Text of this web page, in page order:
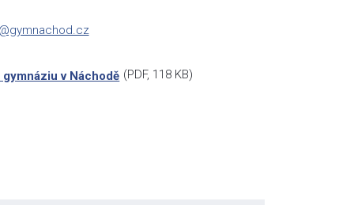
v Náchodě (PDF, 118 KB)